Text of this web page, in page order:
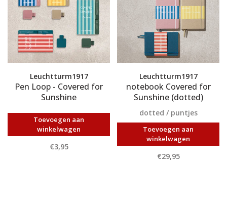
Leuchtturm1917
Pen Loop - Covered for
Sunshine
Toevoegen aan
winkelwagen
€3,95
Leuchtturm1917
notebook Covered for
Sunshine (dotted)
dotted / puntjes
Toevoegen aan
winkelwagen
€29,95